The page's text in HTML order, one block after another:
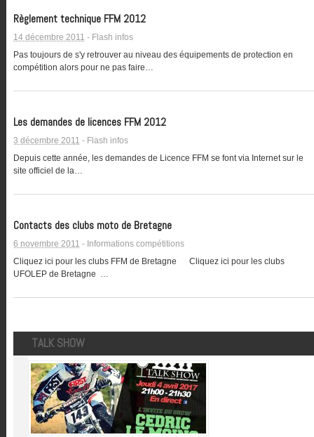
Règlement technique FFM 2012
14 décembre 2011 - Flash infos
Pas toujours de s'y retrouver au niveau des équipements de protection en
compétition alors pour ne pas faire…
Les demandes de licences FFM 2012
3 décembre 2011 - Flash infos
Depuis cette année, les demandes de Licence FFM se font via Internet sur le
site officiel de la…
Contacts des clubs moto de Bretagne
6 novembre 2011 - Informations compétitions
Cliquez ici pour les clubs FFM de Bretagne Cliquez ici pour les clubs
UFOLEP de Bretagne …
TALK SHOW